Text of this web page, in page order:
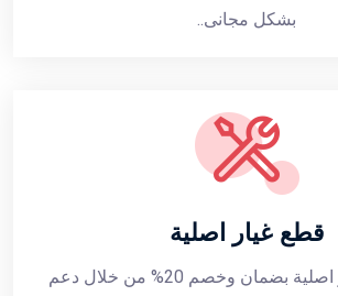
بشكل مجانى..
قطع غيار اصلية
توفير قطع غيار اصلية بضمان وخصم 20% من خلال دعم